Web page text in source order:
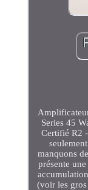
Series 45
Certifié R2
manquons
présente
(voir les gros